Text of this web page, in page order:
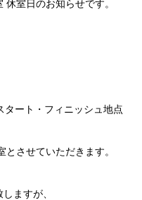
室日のお知らせです。
タート・フィニッシュ地点
させていただきます。
ますが、